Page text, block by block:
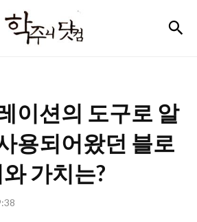
주
컴
이션의 도구로 알
용되어왔던 블로
가치는?